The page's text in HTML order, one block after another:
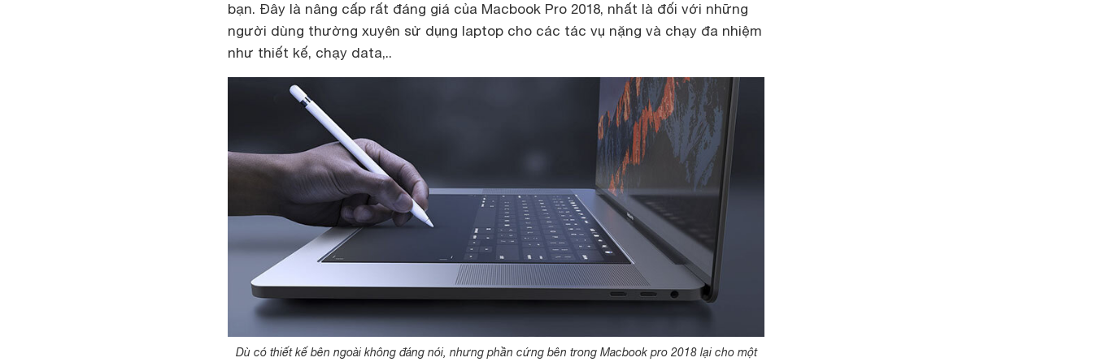
bạn. Đây là nâng cấp rất đáng giá của Macbook Pro 2018, nhất là đối với những
người dùng thường xuyên sử dụng laptop cho các tác vụ nặng và chạy đa nhiệm
như thiết kế, chạy data,..
Dù có thiết kế bên ngoài không đáng nói, nhưng phần cứng bên trong Macbook pro 2018 lại cho một